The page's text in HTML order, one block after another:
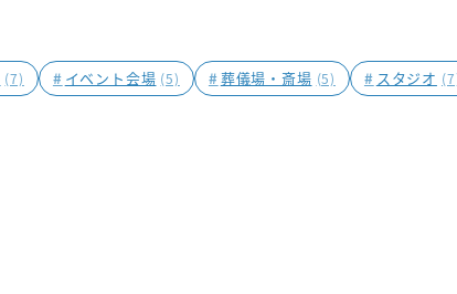
(7) # イベント会場 (5) #葬儀場・斎場 (5) # スタジオ